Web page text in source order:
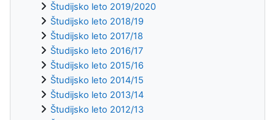
Študijsko leto 2019/2020
Študijsko leto 2018/19
Študijsko leto 2017/18
Študijsko leto 2016/17
Študijsko leto 2015/16
Študijsko leto 2014/15
Študijsko leto 2013/14
Študijsko leto 2012/13